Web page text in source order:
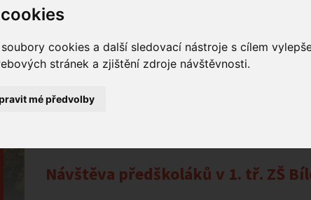
cookies a další sledovací nástroje s cílem
stránek a zjištění zdroje návštěvnosti.
mé předvolby
Návštěva předškoláků v 1. tř. ZŠ